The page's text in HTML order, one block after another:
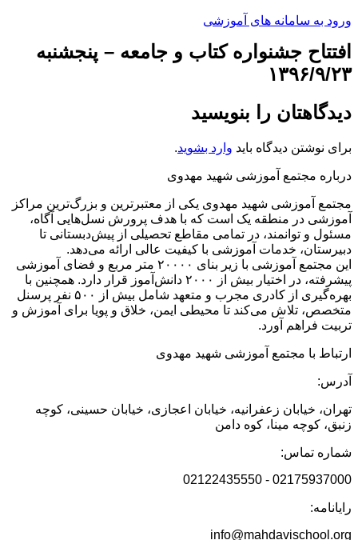
ورود به سامانه های آموزشی
افتتاح جشنواره کتاب و جامعه – پنجشنبه
۱۳۹۶/۹/۲۳
دیدگاهتان را بنویسید
برای نوشتن دیدگاه باید وارد بشوید.
درباره مجتمع آموزشی شهید مهدوی
مجتمع آموزشی شهید مهدوی یکی از معتبرترین و بزرگ‌ترین مراکز
آموزشی در منطقه یک است که با هدف پرورش نسل‌هایی آگاه،
مسئول و توانمند، در تمامی مقاطع تحصیلی از پیش‌دبستانی تا
دبیرستان، خدمات آموزشی با کیفیت عالی ارائه می‌دهد.
این مجتمع آموزشی با زیر بنای ۲۰۰۰۰ متر مربع و فضای آموزشی
پیشرفته، در اختیار بیش از ۲۰۰۰ دانش‌آموز قرار دارد. همچنین با
بهره‌گیری از کادری مجرب و متعهد شامل بیش از ۵۰۰ نفر پرسنل
متخصص، تلاش می‌کند تا محیطی ایمن، خلاق و پویا برای آموزش و
تربیت فراهم آورد.
ارتباط با مجتمع آموزشی شهید مهدوی
آدرس:
تهران، خیابان زعفرانیه، خیابان اعجازی، خیابان حسینی، کوچه
زنبق، کوچه مینا، کوه دامن
شماره تماس:
02175937000 - 02122435550
رایانامه:
info@mahdavischool.org